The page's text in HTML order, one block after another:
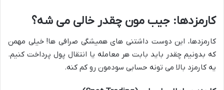
کارمزدها: جیب مون چقدر خالی می شه؟
کارمزدها، این دوست داشتنی های همیشگی صرافی ها! خیلی مهمن
که بدونیم چقدر باید بابت هر معامله یا انتقال پول پرداخت کنیم.
یه کارمزد بالا می تونه حسابی سودمون رو کم کنه.